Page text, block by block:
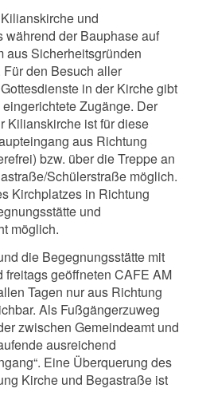
und
während der Bauphase auf
aus Sicherheitsgründen
den Besuch aller
in der Kirche gibt
Zugänge. Der
Kilianskirche ist für diese
aus Richtung
bzw. über die Treppe an
Schülerstraße möglich.
Kirchplatzes in Richtung
und
möglich.
die Begegnungsstätte mit
freitags geöffneten CAFE AM
Tagen nur aus Richtung
Als Fußgängerzuweg
zwischen Gemeindeamt und
ausreichend
Eine Überquerung des
Kirche und Begastraße ist